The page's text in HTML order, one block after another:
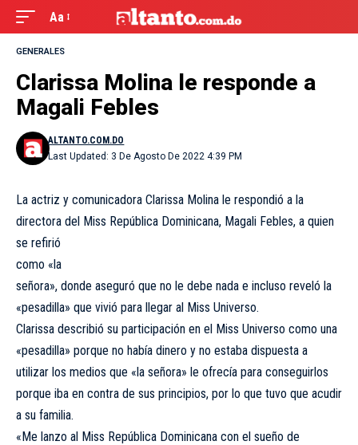
Aa
GENERALES
Clarissa Molina le responde a
Magali Febles
Last Updated: 3 De Agosto De 2022 4:39 PM
ALTANTO.COM.DO
La actriz y comunicadora Clarissa Molina le respondió a la
directora del Miss República Dominicana, Magali Febles, a quien
se refirió
como «la
señora», donde aseguró que no le debe nada e incluso reveló la
«pesadilla» que vivió para llegar al Miss Universo.
Clarissa describió su participación en el Miss Universo como una
«pesadilla» porque no había dinero y no estaba dispuesta a
utilizar los medios que «la señora» le ofrecía para conseguirlos
porque iba en contra de sus principios, por lo que tuvo que acudir
a su familia.
«Me lanzo al Miss República Dominicana con el sueño de